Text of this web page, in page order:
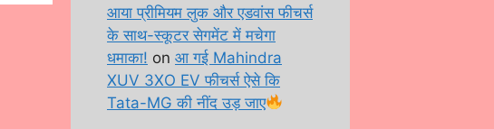
आया प्रीमियम लुक और एडवांस फीचर्स
के साथ-स्कूटर सेगमेंट में मचेगा
धमाका! on आ गई Mahindra
XUV 3XO EV फीचर्स ऐसे कि
Tata-MG की नींद उड़ जाए